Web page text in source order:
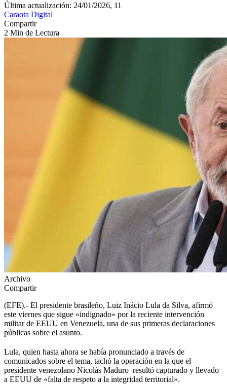
Última actualización: 24/01/2026, 11
Caraota Digital
Compartir
2 Min de Lectura
Archivo
Compartir
(EFE).- El presidente brasileño, Luiz Inácio Lula da Silva, afirmó
este viernes que sigue «indignado» por la reciente intervención
militar de EEUU en Venezuela, una de sus primeras declaraciones
públicas sobre el asunto.
Lula, quien hasta ahora se había pronunciado a través de
comunicados sobre el tema, tachó la operación en la que el
presidente venezolano Nicolás Maduro resultó capturado y llevado
a EEUU de «falta de respeto a la integridad territorial».